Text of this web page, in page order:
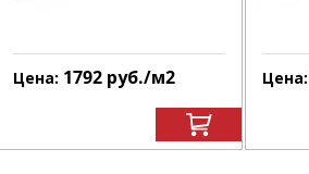
Цена: 1792 руб./м2 Цена: